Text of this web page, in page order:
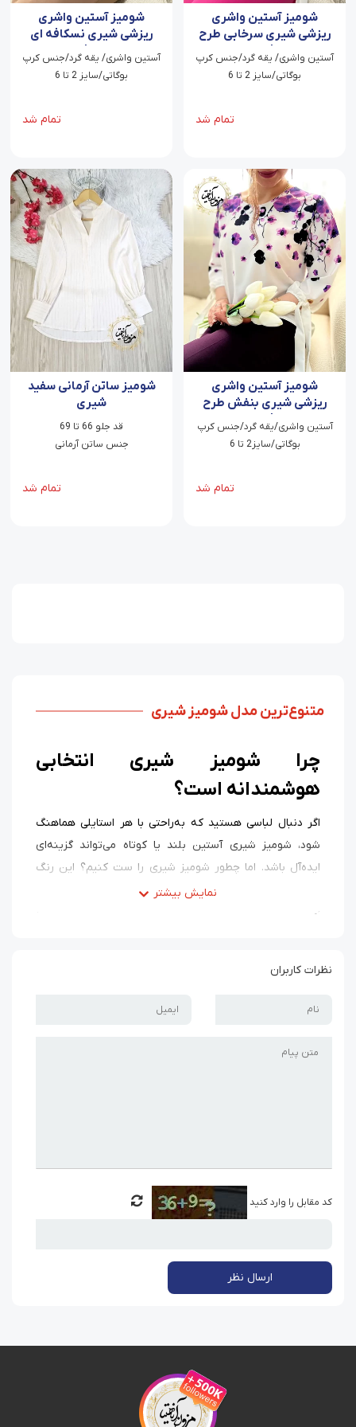
شومیز آستین واشری
ریزشی شیری سرخابی طرح
شکوفه باران
آستین واشری/ یقه گرد/جنس کرپ
بوگاتی/سایز 2 تا 6
تمام شد
شومیز آستین واشری
ریزشی شیری نسکافه ای
طرح شکوفه باران
آستین واشری/ یقه گرد/جنس کرپ
بوگاتی/سایز 2 تا 6
تمام شد
شومیز آستین واشری
ریزشی شیری بنفش طرح
شکوفه باران
آستین واشری/یقه گرد/جنس کرپ
بوگاتی/سایز2 تا 6
تمام شد
شومیز ساتن آرمانی سفید
شیری
قد جلو 66 تا 69
جنس ساتن آرمانی
تمام شد
متنوع‌ترین مدل شومیز شیری
چرا شومیز شیری انتخابی
هوشمندانه است؟
اگر دنبال لباسی هستید که به‌راحتی با هر استایلی هماهنگ
شود، شومیز شیری آستین بلند یا کوتاه می‌تواند گزینه‌ای
ایده‌آل باشد. اما چطور شومیز شیری را ست کنیم؟ این رنگ
شومیز هم برای استفاده روزمره و هم موقعیت‌های رسمی
مناسب است و به‌راحتی با شلوار جین، شلوار پارچه‌ای یا دامن
شومیز رنگ شیری زنانه در کمد لباس، یک انتخاب کاربردی و
انواع مدل شومیز شیری زنانه و
می‌کنیم تا راحت‌تر سبک مناسب خود را پیدا کنید.
شومیز شیری مجلسی
ساتن، حریر،‌ گیپور یا کرپ ظاهری شیک به استایل شما
می‌بخشد؛ جزئیاتی مانند آستین پفی، یقه خاص یا خرج‌کارهای
شومیز شیری ساده و مینیمال
شومیز شیری ساده انتخابی هوشمندانه برای کسانی است که
نظرات کاربران
کد مقابل را وارد کنید
ارسال نظر